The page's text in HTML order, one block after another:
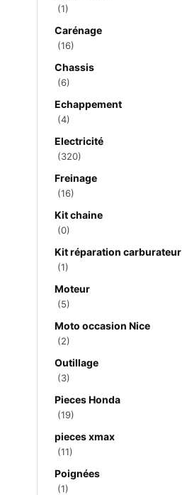
(1)
Carénage
(16)
Chassis
(6)
Echappement
(4)
Electricité
(320)
Freinage
(16)
Kit chaine
(0)
Kit réparation carburateur
(1)
Moteur
(5)
Moto occasion Nice
(2)
Outillage
(3)
Pieces Honda
(19)
pieces xmax
(11)
Poignées
(1)